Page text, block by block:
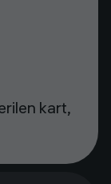
kart,